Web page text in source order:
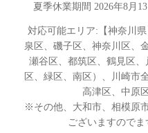
夏季休業期間 2026年8月
対応可能エリア:【神奈川
泉区、磯子区、神奈川区、
瀬谷区、都筑区、鶴見区
区、緑区、南区）、川崎市
高津区、中原
※その他、大和市、相模原
ございますのでま